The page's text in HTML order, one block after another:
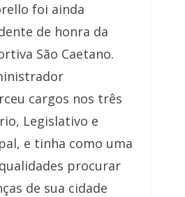
foi ainda
de honra da
São Caetano.
cargos nos três
Legislativo e
e tinha como uma
procurar
de sua cidade